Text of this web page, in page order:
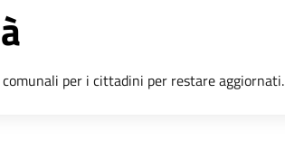
per i cittadini per restare aggiornati.